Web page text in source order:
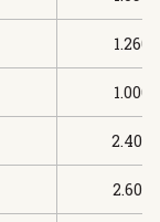
1.260
1.000
2.400
2.600